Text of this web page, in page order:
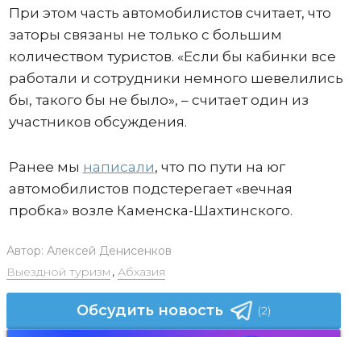
При этом часть автомобилистов считает, что
заторы связаны не только с большим
количеством туристов. «Если бы кабинки все
работали и сотрудники немного шевелились
бы, такого бы не было», – считает один из
участников обсуждения.
Ранее мы написали, что по пути на юг
автомобилистов подстерегает «вечная
пробка» возле Каменска-Шахтинского.
Автор: Алексей Денисенков
Выездной туризм , Абхазия
Обсудить новость (2)